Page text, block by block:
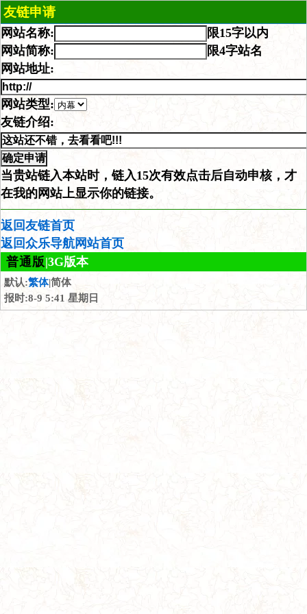
友链申请
网站名称:
限15字以内
网站简称:
限4字站名
网站地址:
网站类型:
友链介绍:
当贵站链入本站时，链入15次有效点击后自动申核，才
在我的网站上显示你的链接。
返回友链首页
返回众乐导航网站首页
普通版|3G版本
默认:繁体|简体
报时:8-9 5:41 星期日